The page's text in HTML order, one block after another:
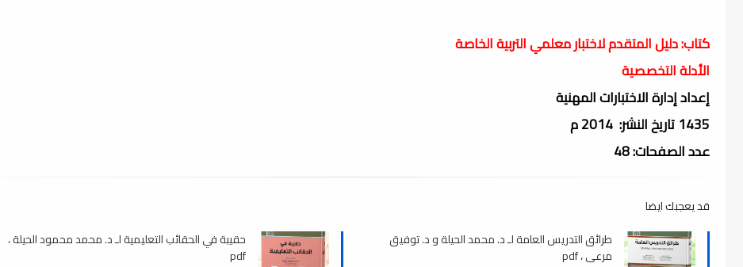
كتاب: دليل المتقدم لاختبار معلمي التربية الخاصة
الأدلة التخصصية
إعداد إدارة الاختبارات المهنية
1435 تاريخ النشر: 2014 م
عدد الصفحات: 48
قد يعجبك ايضا
طرائق التدريس العامة لـ د. محمد الحيلة و د. توفيق
مرعي ، pdf
حقيبة في الحقائب التعليمية لـ د. محمد محمود الحيلة ،
pdf